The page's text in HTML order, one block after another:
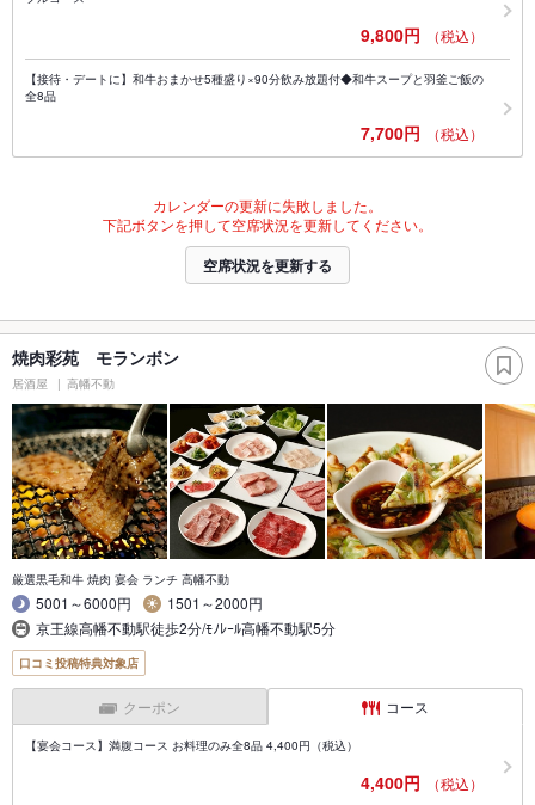
9,800円 （税込）
【接待・デートに】和牛おまかせ5種盛り×90分飲み放題付◆和牛スープと羽釜ご飯の
全8品
7,700円 （税込）
カレンダーの更新に失敗しました。
下記ボタンを押して空席状況を更新してください。
空席状況を更新する
焼肉彩苑 モランボン
居酒屋 高幡不動
厳選黒毛和牛 焼肉 宴会 ランチ 高幡不動
5001～6000円
1501～2000円
京王線高幡不動駅徒歩2分/ﾓﾉﾚｰﾙ高幡不動駅5分
口コミ投稿特典対象店
クーポン コース
【宴会コース】満腹コース お料理のみ全8品 4,400円（税込）
4,400円 （税込）